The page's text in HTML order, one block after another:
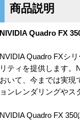
商品説明
NIVIDIA Quadro FX
NVIDIA Quadro FXシ
リティを提供します。
おいて、今までは実現
ョンレンダリングやス
NVIDIA Quadro FX